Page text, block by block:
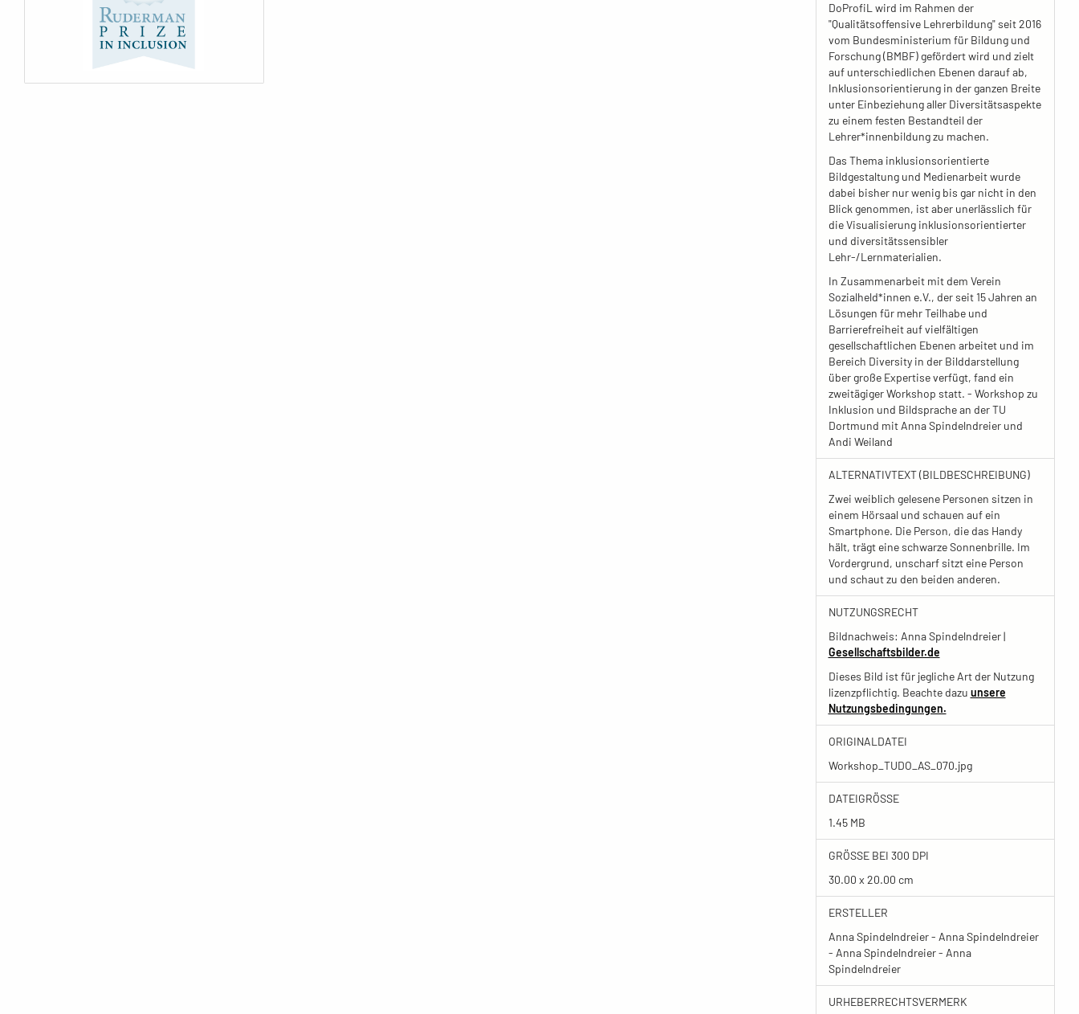
DoProfiL wird im Rahmen der
"Qualitätsoffensive Lehrerbildung" seit 2016
vom Bundesministerium für Bildung und
Forschung (BMBF) gefördert wird und zielt
auf unterschiedlichen Ebenen darauf ab,
Inklusionsorientierung in der ganzen Breite
unter Einbeziehung aller Diversitätsaspekte
zu einem festen Bestandteil der
Lehrer*innenbildung zu machen.
Das Thema inklusionsorientierte
Bildgestaltung und Medienarbeit wurde
dabei bisher nur wenig bis gar nicht in den
Blick genommen, ist aber unerlässlich für
die Visualisierung inklusionsorientierter
und diversitätssensibler
Lehr-/Lernmaterialien.
In Zusammenarbeit mit dem Verein
Sozialheld*innen e.V., der seit 15 Jahren an
Lösungen für mehr Teilhabe und
Barrierefreiheit auf vielfältigen
gesellschaftlichen Ebenen arbeitet und im
Bereich Diversity in der Bilddarstellung
über große Expertise verfügt, fand ein
zweitägiger Workshop statt. - Workshop zu
Inklusion und Bildsprache an der TU
Dortmund mit Anna Spindelndreier und
Andi Weiland
ALTERNATIVTEXT (BILDBESCHREIBUNG)
Zwei weiblich gelesene Personen sitzen in
einem Hörsaal und schauen auf ein
Smartphone. Die Person, die das Handy
hält, trägt eine schwarze Sonnenbrille. Im
Vordergrund, unscharf sitzt eine Person
und schaut zu den beiden anderen.
NUTZUNGSRECHT
Bildnachweis: Anna Spindelndreier |
Gesellschaftsbilder.de
Dieses Bild ist für jegliche Art der Nutzung
lizenzpflichtig. Beachte dazu unsere
Nutzungsbedingungen.
ORIGINALDATEI
Workshop_TUDO_AS_070.jpg
DATEIGRÖSSE
1.45 MB
GRÖSSE BEI 300 DPI
30.00 x 20.00 cm
ERSTELLER
Anna Spindelndreier - Anna Spindelndreier
- Anna Spindelndreier - Anna
Spindelndreier
URHEBERRECHTSVERMERK